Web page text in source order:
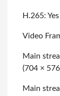
H.265: Yes
Video
Main
(704 ×
Main